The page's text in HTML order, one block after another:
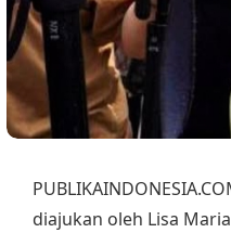
diajukan oleh Lisa